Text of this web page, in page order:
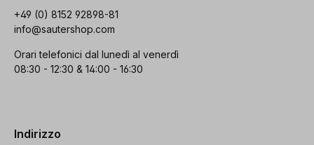
+49 (0) 8152 92898-81
info@sautershop.com
Orari telefonici dal lunedì al venerdì
08:30 - 12:30 & 14:00 - 16:30
Indirizzo